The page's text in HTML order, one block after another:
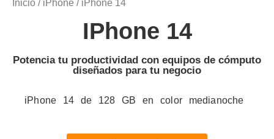
Inicio / iPhone / iPhone 14
IPhone 14
Potencia tu productividad con equipos de cómputo
diseñados para tu negocio
iPhone 14 de 128 GB en color medianoche